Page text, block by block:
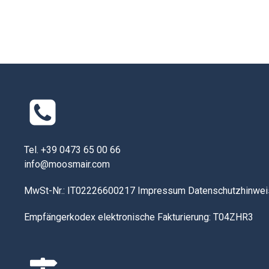
Tel. +39 0473 65 00 66
info@moosmair.com
MwSt-Nr.: IT02226600217 Impressum
Empfängerkodex elektronische Fakturierung: T04ZHR3